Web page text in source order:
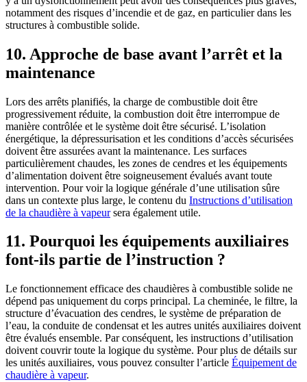
notamment des risques d’incendie et de gaz, en particulier dans les
structures à combustible solide.
10. Approche de base avant l’arrêt et la
maintenance
Lors des arrêts planifiés, la charge de combustible doit être
progressivement réduite, la combustion doit être interrompue de
manière contrôlée et le système doit être sécurisé. L’isolation
énergétique, la dépressurisation et les conditions d’accès sécurisées
doivent être assurées avant la maintenance. Les surfaces
particulièrement chaudes, les zones de cendres et les équipements
d’alimentation doivent être soigneusement évalués avant toute
intervention. Pour voir la logique générale d’une utilisation sûre
dans un contexte plus large, le contenu du Instructions d’utilisation
de la chaudière à vapeursera également utile.
11. Pourquoi les équipements auxiliaires
font-ils partie de l’instruction ?
Le fonctionnement efficace des chaudières à combustible solide ne
dépend pas uniquement du corps principal. La cheminée, le filtre, la
structure d’évacuation des cendres, le système de préparation de
l’eau, la conduite de condensat et les autres unités auxiliaires doivent
être évalués ensemble. Par conséquent, les instructions d’utilisation
doivent couvrir toute la logique du système. Pour plus de détails sur
les unités auxiliaires, vous pouvez consulter l’article Équipement de
chaudière à vapeur.